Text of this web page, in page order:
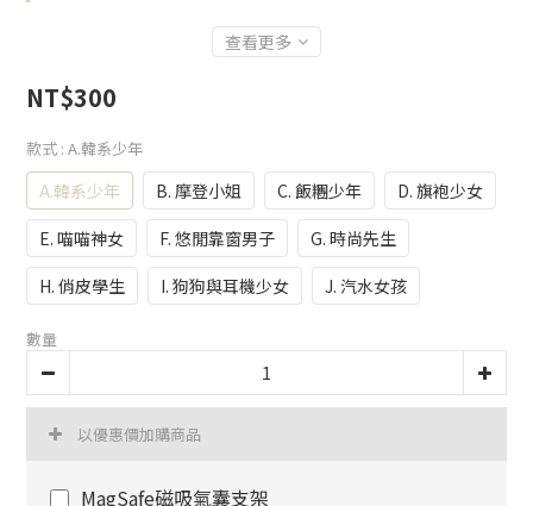
查看更多
NT$300
款式 : A.韓系少年
A.韓系少年 B. 摩登小姐 C. 飯糰少年
D. 旗袍少女
E. 喵喵神女
F. 悠閒靠窗男子
G. 時尚先生
H. 俏皮學生
I. 狗狗與耳機少女 J. 汽水女孩
數量
以優惠價加購商品
MagSafe磁吸氣囊支架